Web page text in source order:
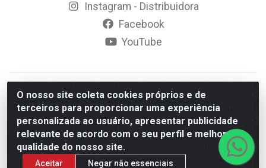
O nosso site coleta cookies próprios e de
terceiros para proporcionar uma experiência
personalizada ao usuário, apresentar publicidade
relevante de acordo com o seu perfil e melhorar a
qualidade do nosso site.
Aceitar Negar não essenciais
Instagram - Distribuidora
Facebook
YouTube
© 2023 Rally Motos - todos os direitos reservados.
Razão Social: Rally motos distribuidora, importadora e
transportadora de peças LTDA - CNPJ 09.262.859/0001-43 -
Rua Vigário Calixto 2900 - Catolé, Campina Grande/PB